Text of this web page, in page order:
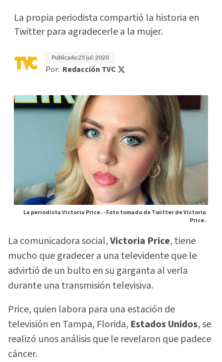
La propia periodista compartió la historia en
Twitter para agradecerle a la mujer.
Publicado25 jul. 2020
Por: Redacción TVC
La periodista Victoria Price. -Foto tomado de Twitter de Victoria
Price.
La comunicadora social,Victoria Price, tiene
mucho que gradecer a una televidente que le
advirtió de un bulto en su garganta al verla
durante una transmisión televisiva.
Price, quien labora para una estación de
televisión en Tampa, Florida, Estados Unidos, se
realizó unos análisis que le revelaron que padece
cáncer.